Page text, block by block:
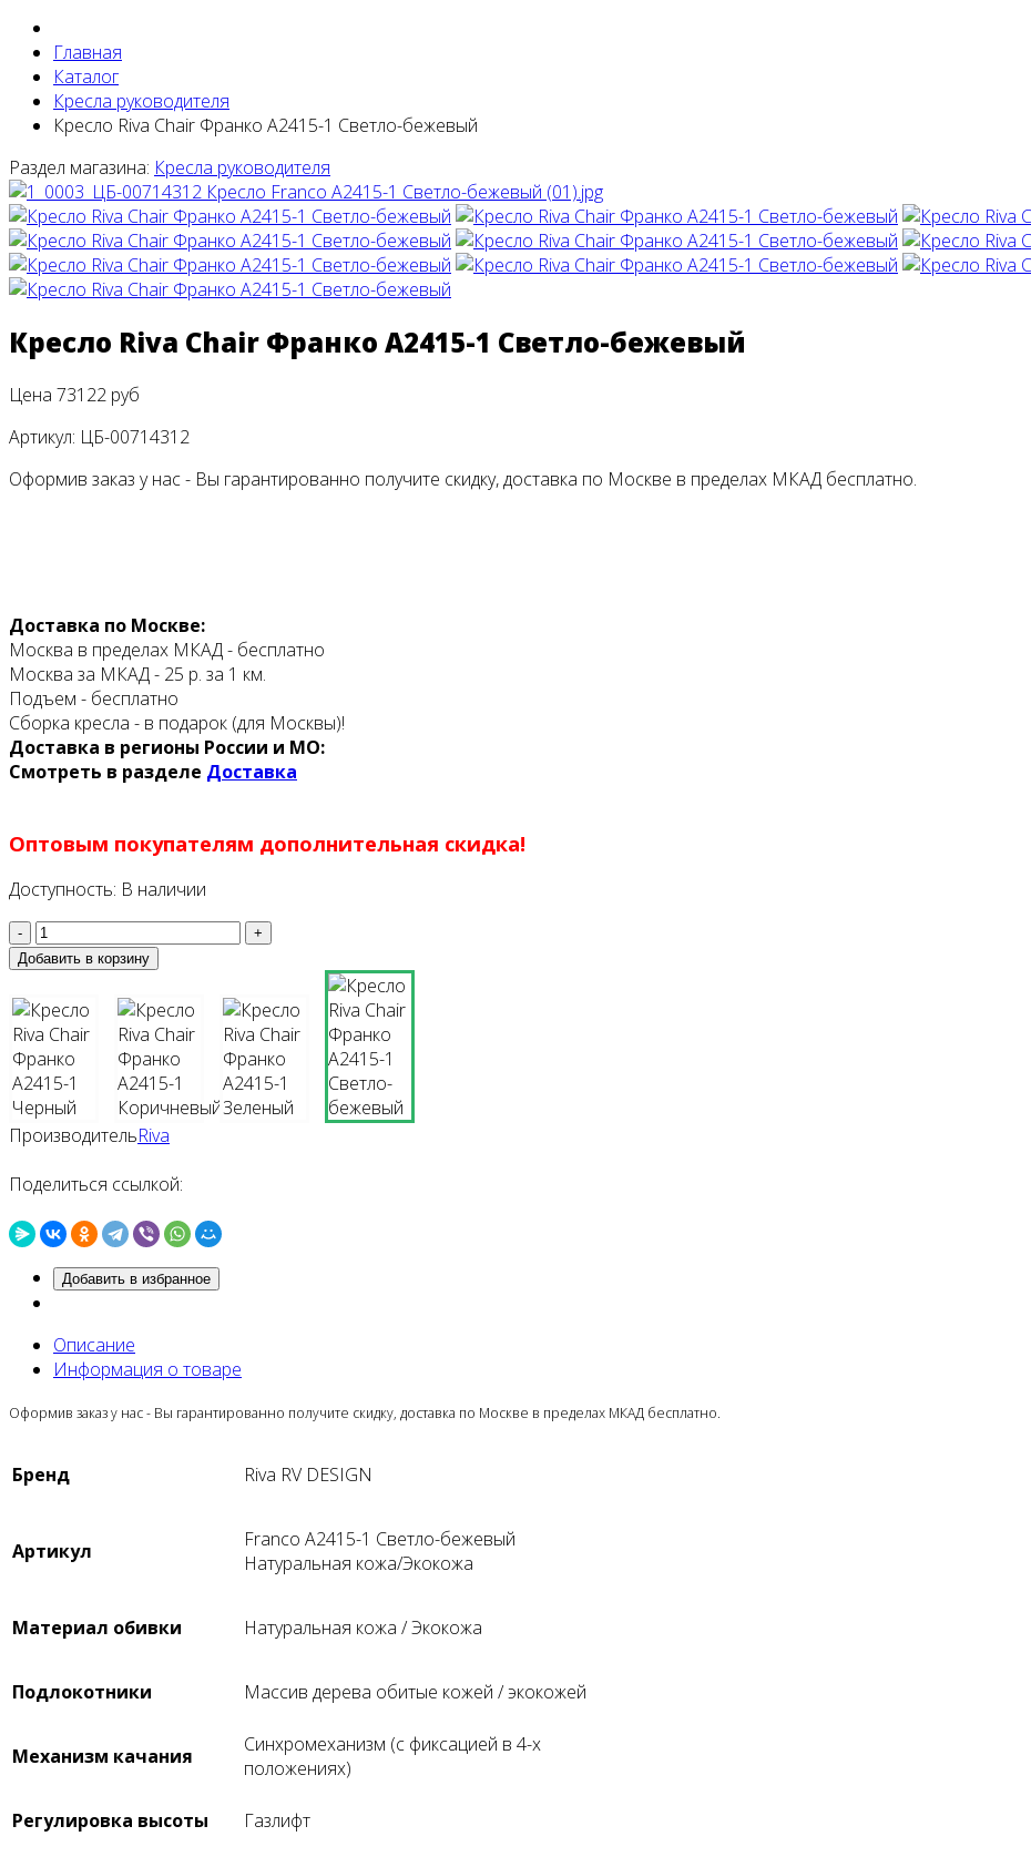
Главная
Каталог
Кресла руководителя
Кресло Riva Chair Франко A2415-1 Светло-бежевый
Раздел магазина: Кресла руководителя
Кресло Riva Chair Франко A2415-1 Светло-бежевый
Цена 73122 руб
Артикул: ЦБ-00714312
Оформив заказ у нас - Вы гарантированно получите скидку, доставка по Москве в пределах МКАД бесплатно.
Доставка по Москве:
Москва в пределах МКАД - бесплатно
Москва за МКАД - 25 р. за 1 км.
Подъем - бесплатно
Сборка кресла - в подарок (для Москвы)!
Доставка в регионы России и МО:
Смотреть в разделе Доставка
Оптовым покупателям дополнительная скидка!
Доступность: В наличии
ПроизводительRiva
Поделиться ссылкой:
Добавить в избранное
Описание
Информация о товаре
Оформив заказ у нас - Вы гарантированно получите скидку, доставка по Москве в пределах МКАД бесплатно.
Бренд Riva RV DESIGN
Артикул
Franco A2415-1 Светло-бежевый
Натуральная кожа/Экокожа
Материал обивки Натуральная кожа / Экокожа
Подлокотники Массив дерева обитые кожей / экокожей
Механизм качания
Cинхромеханизм (с фиксацией в 4-х
положениях)
Регулировка высоты Газлифт